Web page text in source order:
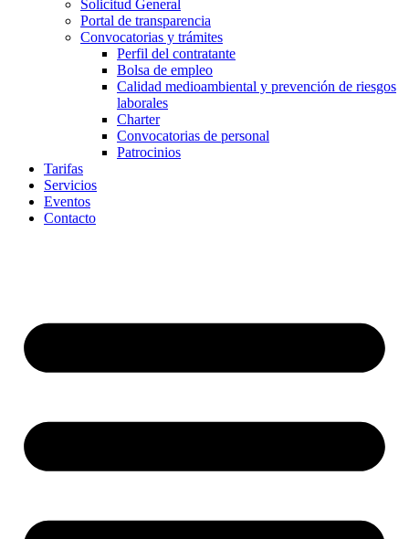
Solicitud General
Portal de transparencia
Convocatorias y trámites
Perfil del contratante
Bolsa de empleo
Calidad medioambiental y prevención de riesgos
laborales
Charter
Convocatorias de personal
Patrocinios
Tarifas
Servicios
Eventos
Contacto